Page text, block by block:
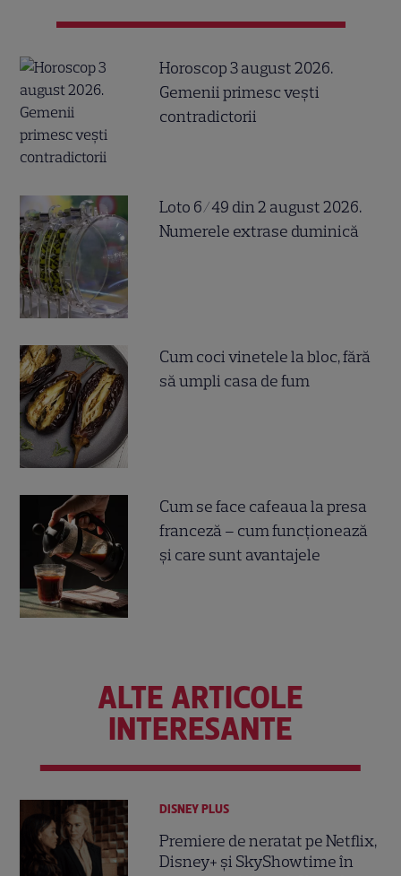
Horoscop 3 august 2026.
Gemenii primesc vești
contradictorii
Loto 6/49 din 2 august 2026.
Numerele extrase duminică
Cum coci vinetele la bloc, fără
să umpli casa de fum
Cum se face cafeaua la presa
franceză – cum funcționează
și care sunt avantajele
ALTE ARTICOLE
INTERESANTE
DISNEY PLUS
Premiere de neratat pe Netflix,
Disney+ și SkyShowtime în